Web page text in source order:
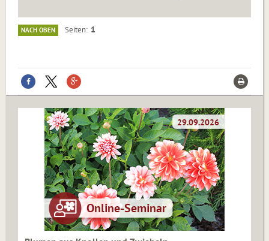
NACH OBEN Seiten 1